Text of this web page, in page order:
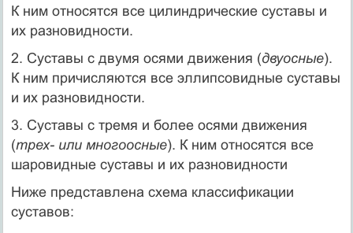
К ним относятся все цилиндрические суставы и
их разновидности.
2. Суставы с двумя осями движения (двуосные).
К ним причисляются все эллипсовидные суставы
и их разновидности.
3. Суставы с тремя и более осями движения
(трех- или многоосные). К ним относятся все
шаровидные суставы и их разновидности
Ниже представлена схема классификации
суставов: